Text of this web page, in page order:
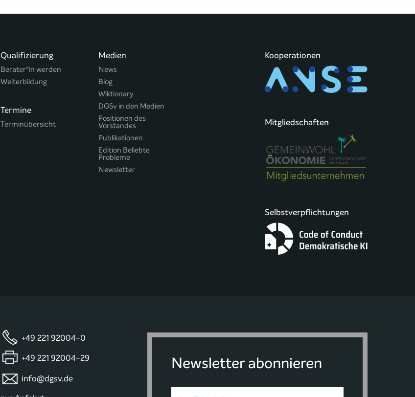
Qualifizierung
Berater*in werden
Weiterbildung
Termine
Terminübersicht
Medien
News
Blog
Wiktionary
DGSv in den Medien
Positionen des
Vorstandes
Publikationen
Edition Beliebte
Probleme
Newsletter
Kooperationen
Mitgliedschaften
Selbstverpflichtungen
+49 221 92004-0
+49 221 92004-29
info@dgsv.de
Newsletter abonnieren